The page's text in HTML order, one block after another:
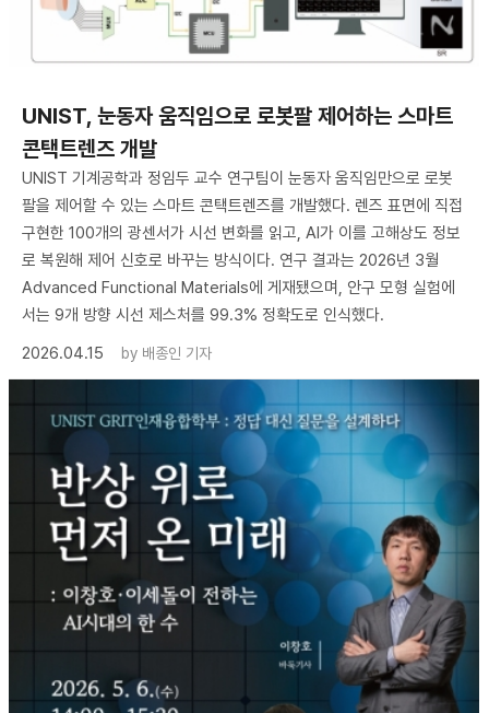
UNIST, 눈동자 움직임으로 로봇팔 제어하는 스마트
콘택트렌즈 개발
UNIST 기계공학과 정임두 교수 연구팀이 눈동자 움직임만으로 로봇
팔을 제어할 수 있는 스마트 콘택트렌즈를 개발했다. 렌즈 표면에 직접
구현한 100개의 광센서가 시선 변화를 읽고, AI가 이를 고해상도 정보
로 복원해 제어 신호로 바꾸는 방식이다. 연구 결과는 2026년 3월
Advanced Functional Materials에 게재됐으며, 안구 모형 실험에
서는 9개 방향 시선 제스처를 99.3% 정확도로 인식했다.
2026.04.15
by 배종인 기자